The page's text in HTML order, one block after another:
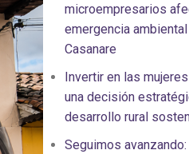
microempresarios
emergencia
Casanare
Invertir en las
una decisión
desarrollo rural
Seguimos avanzando: